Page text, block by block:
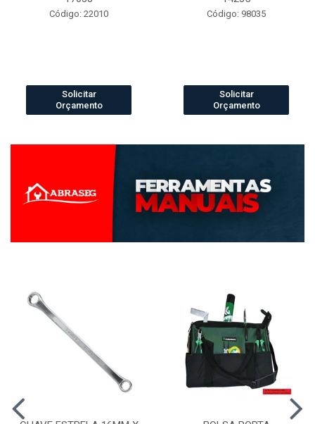
Código: 22010
Solicitar
Orçamento
Código: 98035
Solicitar
Orçamento